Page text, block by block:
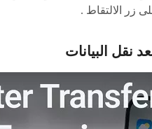
زر الالتقاط .